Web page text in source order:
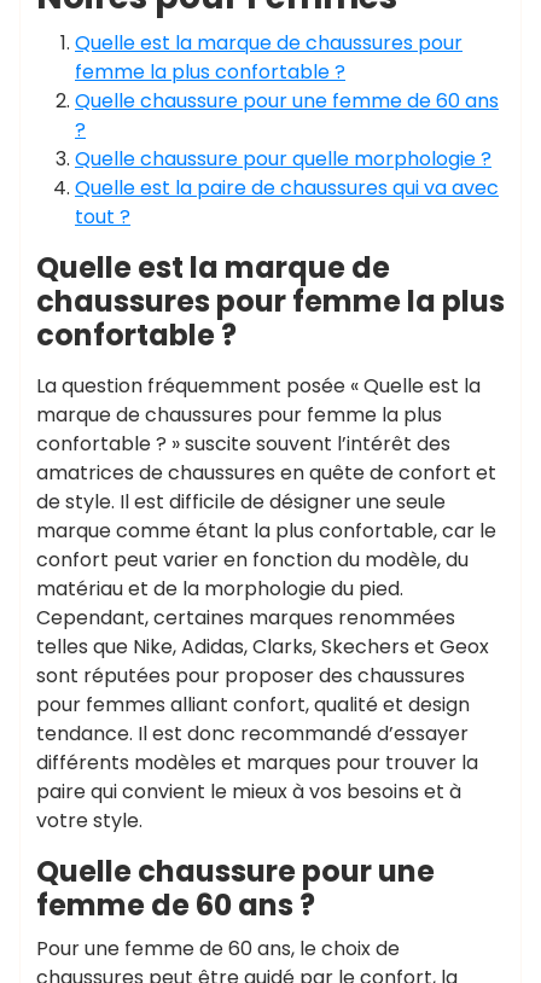
Quelle est la marque de chaussures pour
femme la plus confortable ?
Quelle chaussure pour une femme de 60 ans
?
Quelle chaussure pour quelle morphologie ?
Quelle est la paire de chaussures qui va avec
tout ?
Quelle est la marque de
chaussures pour femme la plus
confortable ?
La question fréquemment posée « Quelle est la
marque de chaussures pour femme la plus
confortable ? » suscite souvent l’intérêt des
amatrices de chaussures en quête de confort et
de style. Il est difficile de désigner une seule
marque comme étant la plus confortable, car le
confort peut varier en fonction du modèle, du
matériau et de la morphologie du pied.
Cependant, certaines marques renommées
telles que Nike, Adidas, Clarks, Skechers et Geox
sont réputées pour proposer des chaussures
pour femmes alliant confort, qualité et design
tendance. Il est donc recommandé d’essayer
différents modèles et marques pour trouver la
paire qui convient le mieux à vos besoins et à
votre style.
Quelle chaussure pour une
femme de 60 ans ?
Pour une femme de 60 ans, le choix de